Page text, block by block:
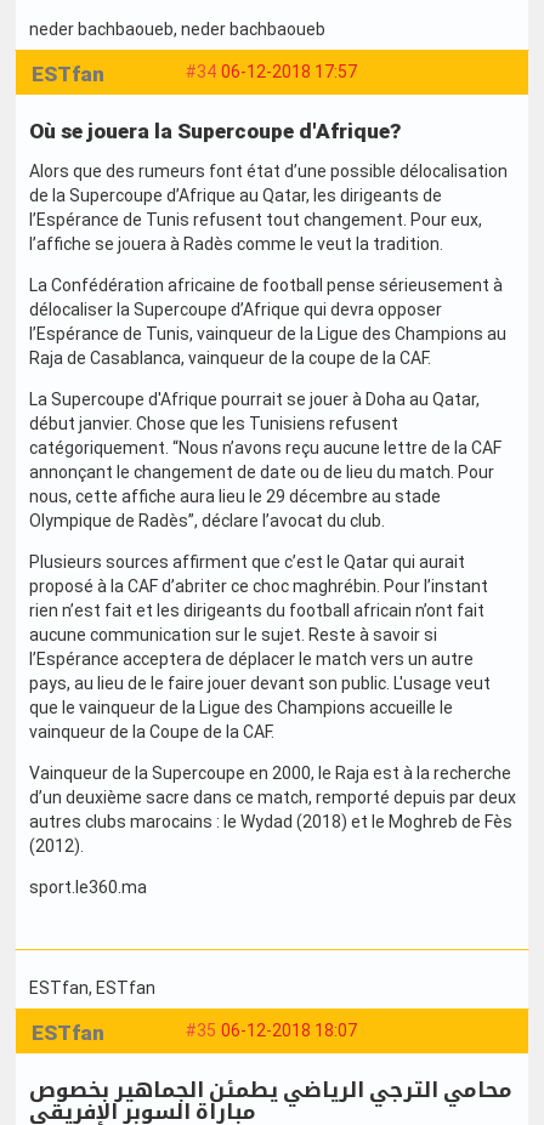
neder bachbaoueb, neder bachbaoueb
#34 06-12-2018 17:57
ESTfan
Où se jouera la Supercoupe d'Afrique?
Alors que des rumeurs font état d’une possible délocalisation
de la Supercoupe d’Afrique au Qatar, les dirigeants de
l’Espérance de Tunis refusent tout changement. Pour eux,
l’affiche se jouera à Radès comme le veut la tradition.
La Confédération africaine de football pense sérieusement à
délocaliser la Supercoupe d’Afrique qui devra opposer
l’Espérance de Tunis, vainqueur de la Ligue des Champions au
Raja de Casablanca, vainqueur de la coupe de la CAF.
La Supercoupe d'Afrique pourrait se jouer à Doha au Qatar,
début janvier. Chose que les Tunisiens refusent
catégoriquement. “Nous n’avons reçu aucune lettre de la CAF
annonçant le changement de date ou de lieu du match. Pour
nous, cette affiche aura lieu le 29 décembre au stade
Olympique de Radès”, déclare l’avocat du club.
Plusieurs sources affirment que c’est le Qatar qui aurait
proposé à la CAF d’abriter ce choc maghrébin. Pour l’instant
rien n’est fait et les dirigeants du football africain n’ont fait
aucune communication sur le sujet. Reste à savoir si
l’Espérance acceptera de déplacer le match vers un autre
pays, au lieu de le faire jouer devant son public. L'usage veut
que le vainqueur de la Ligue des Champions accueille le
vainqueur de la Coupe de la CAF.
Vainqueur de la Supercoupe en 2000, le Raja est à la recherche
d’un deuxième sacre dans ce match, remporté depuis par deux
autres clubs marocains : le Wydad (2018) et le Moghreb de Fès
(2012).
sport.le360.ma
ESTfan, ESTfan
#35 06-12-2018 18:07
ESTfan
محامي الترجي الرياضي يطمئن الجماهير بخصوص
مباراة السوبر الإفريقي